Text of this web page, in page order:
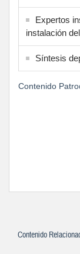
Expertos
instalación
Síntesis
Contenido
Contenido